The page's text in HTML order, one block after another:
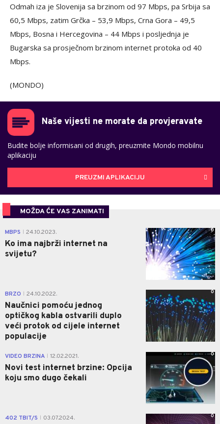
Odmah iza je Slovenija sa brzinom od 97 Mbps, pa Srbija sa
60,5 Mbps, zatim Grčka – 53,9 Mbps, Crna Gora – 49,5
Mbps, Bosna i Hercegovina – 44 Mbps i posljednja je
Bugarska sa prosječnom brzinom internet protoka od 40
Mbps.
(MONDO)
Naše vijesti ne morate da provjeravate
Budite bolje informisani od drugih, preuzmite Mondo mobilnu
aplikaciju
PREUZMI APLIKACIJU
MOŽDA ĆE VAS ZANIMATI
MBPS 24.10.2023.
Ko ima najbrži internet na
svijetu?
0
BRZO 24.10.2022.
Naučnici pomoću jednog
optičkog kabla ostvarili duplo
veći protok od cijele internet
populacije
0
VIDEO BRZINA 12.02.2021.
Novi test internet brzine: Opcija
koju smo dugo čekali
0
402 TBIT/S 03.07.2024. 0